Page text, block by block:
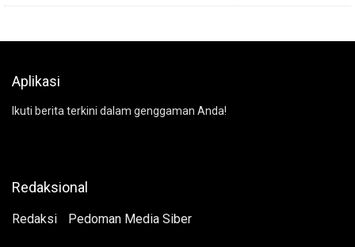
Aplikasi
Ikuti berita terkini dalam genggaman Anda!
Redaksional
Redaksi Pedoman Media Siber